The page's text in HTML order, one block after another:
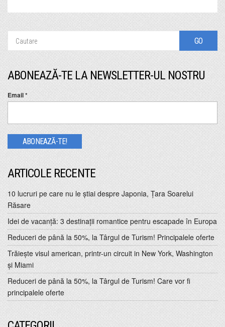
ABONEAZĂ-TE LA NEWSLETTER-UL NOSTRU
Email*
ARTICOLE RECENTE
10 lucruri pe care nu le ştiai despre Japonia, Ţara Soarelui
Răsare
Idei de vacanţă: 3 destinaţii romantice pentru escapade în Europa
Reduceri de până la 50%, la Târgul de Turism! Principalele oferte
Trăiește visul american, printr-un circuit in New York, Washington
și Miami
Reduceri de până la 50%, la Târgul de Turism! Care vor fi
principalele oferte